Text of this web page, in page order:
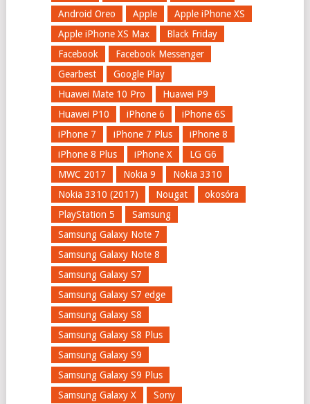
Android Oreo
Apple
Apple iPhone XS
Apple iPhone XS Max
Black Friday
Facebook
Facebook Messenger
Gearbest
Google Play
Huawei Mate 10 Pro
Huawei P9
Huawei P10
iPhone 6
iPhone 6S
iPhone 7
iPhone 7 Plus
iPhone 8
iPhone 8 Plus
iPhone X
LG G6
MWC 2017
Nokia 9
Nokia 3310
Nokia 3310 (2017)
Nougat
okosóra
PlayStation 5
Samsung
Samsung Galaxy Note 7
Samsung Galaxy Note 8
Samsung Galaxy S7
Samsung Galaxy S7 edge
Samsung Galaxy S8
Samsung Galaxy S8 Plus
Samsung Galaxy S9
Samsung Galaxy S9 Plus
Samsung Galaxy X
Sony